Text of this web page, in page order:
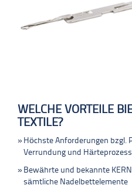
WELCHE VORTEILE
TEXTILE?
Höchste Anforderungen bzgl.
Verrundung und Härteprozess
Bewährte und bekannte
sämtliche Nadelbettelemente